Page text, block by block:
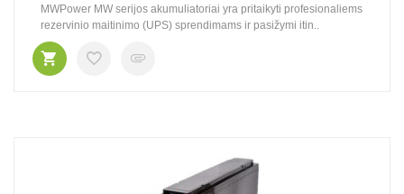
MWPower MW serijos akumuliatoriai yra pritaikyti profesionaliems
rezervinio maitinimo (UPS) sprendimams ir pasižymi itin..